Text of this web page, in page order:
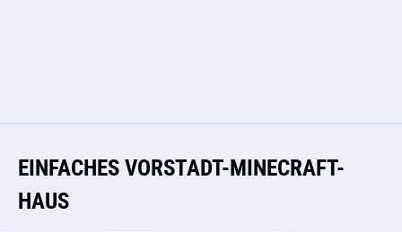
EINFACHES VORSTADT-MINECRAFT-
HAUS